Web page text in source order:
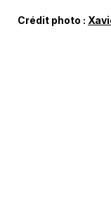
Crédit photo :